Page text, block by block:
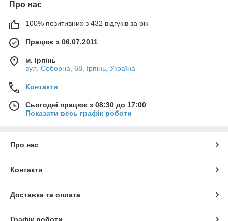
Про нас
100% позитивних з 432 відгуків за рік
Працює з 06.07.2011
м. Ірпінь
вул. Соборна, 68, Ірпінь, Україна
Контакти
Сьогодні працює з 08:30 до 17:00
Показати весь графік роботи
Про нас
Контакти
Доставка та оплата